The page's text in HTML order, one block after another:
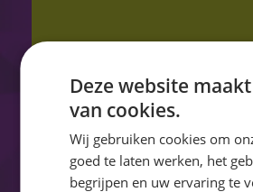
Deze website
van cookies.
Wij gebruiken cookies om
goed te laten werken, het
begrijpen en uw ervaring te